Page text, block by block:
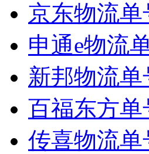
京东物流单
申通e物流
新邦物流单
百福东方单
传喜物流单